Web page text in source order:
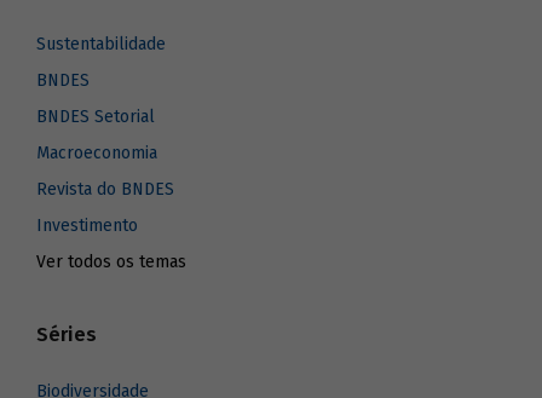
Sustentabilidade
BNDES
BNDES Setorial
Macroeconomia
Revista do BNDES
Investimento
Ver todos os temas
Séries
Biodiversidade